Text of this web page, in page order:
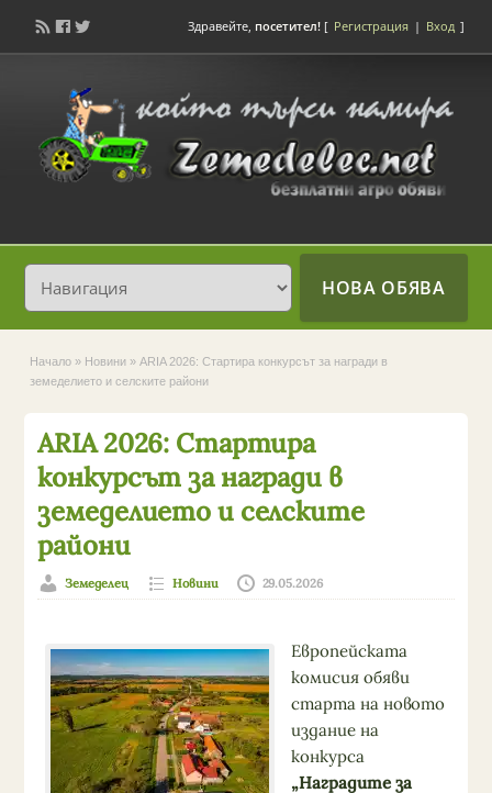
Здравейте, посетител! [ Регистрация | Вход ]
НОВА ОБЯВА
Начало » Новини » ARIA 2026: Стартира конкурсът за награди в
земеделието и селските райони
ARIA 2026: Стартира
конкурсът за награди в
земеделието и селските
райони
Земеделец Новини 29.05.2026
Европейската
комисия обяви
старта на новото
издание на
конкурса
„Наградите за